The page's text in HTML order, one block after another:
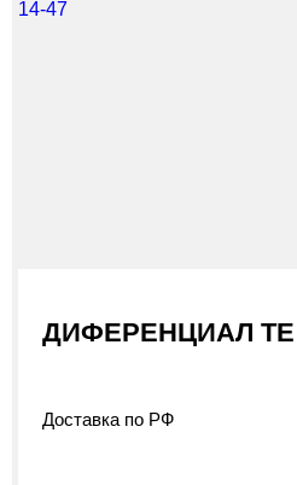
ДИФЕРЕНЦИАЛ ТЕ
Доставка по РФ